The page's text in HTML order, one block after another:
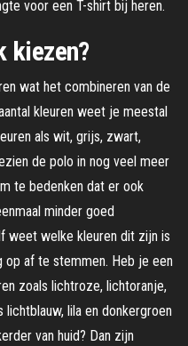
voor een T-shirt bij heren.
kiezen?
wat het combineren van de
kleuren weet je meestal
als wit, grijs, zwart,
de polo in nog veel meer
te bedenken dat er ook
minder goed
weet welke kleuren dit zijn is
af te stemmen. Heb je een
zoals lichtroze, lichtoranje,
lichtblauw, lila en donkergroen
van huid? Dan zijn